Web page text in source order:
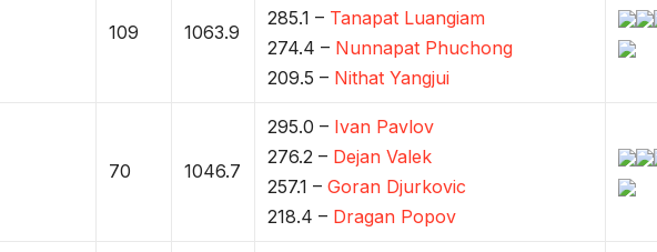
109 1063.9
285.1 – Tanapat Luangiam
274.4 – Nunnapat Phuchong
209.5 – Nithat Yangjui
70 1046.7
295.0 – Ivan Pavlov
276.2 – Dejan Valek
257.1 –Goran Djurkovic
218.4 – Dragan Popov